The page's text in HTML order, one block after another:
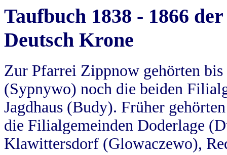
Taufbuch 1838 - 1866
Deutsch Krone
Zur Pfarrei Zippnow gehörten
(Sypnywo) noch die beiden
Jagdhaus (Budy). Früher
die Filialgemeinden Doderlage
Klawittersdorf (Glowaczewo),